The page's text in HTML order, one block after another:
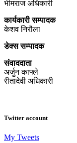
भीमराज अधिकारी
कार्यकारी सम्पादक
केशव निरौला
डेक्स सम्पादक
संवाददाता
अर्जुन काफ्ले
रीतादेवी अधिकारी
Twitter account
My Tweets